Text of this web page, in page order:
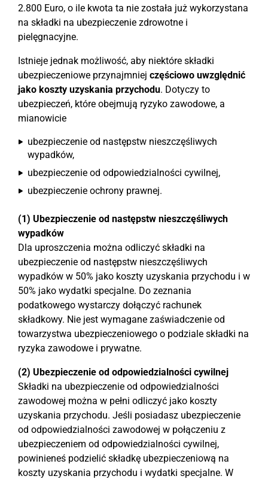
2.800 Euro, o ile kwota ta nie została już wykorzystana
na składki na ubezpieczenie zdrowotne i
pielęgnacyjne.
Istnieje jednak możliwość, aby niektóre składki
ubezpieczeniowe przynajmniej częściowo uwzględnić
jako koszty uzyskania przychodu. Dotyczy to
ubezpieczeń, które obejmują ryzyko zawodowe, a
mianowicie
ubezpieczenie od następstw nieszczęśliwych
wypadków,
ubezpieczenie od odpowiedzialności cywilnej,
ubezpieczenie ochrony prawnej.
(1) Ubezpieczenie od następstw nieszczęśliwych
wypadków
Dla uproszczenia można odliczyć składki na
ubezpieczenie od następstw nieszczęśliwych
wypadków w 50% jako koszty uzyskania przychodu i w
50% jako wydatki specjalne. Do zeznania
podatkowego wystarczy dołączyć rachunek
składkowy. Nie jest wymagane zaświadczenie od
towarzystwa ubezpieczeniowego o podziale składki na
ryzyka zawodowe i prywatne.
(2) Ubezpieczenie od odpowiedzialności cywilnej
Składki na ubezpieczenie od odpowiedzialności
zawodowej można w pełni odliczyć jako koszty
uzyskania przychodu. Jeśli posiadasz ubezpieczenie
od odpowiedzialności zawodowej w połączeniu z
ubezpieczeniem od odpowiedzialności cywilnej,
powinieneś podzielić składkę ubezpieczeniową na
koszty uzyskania przychodu i wydatki specjalne. W